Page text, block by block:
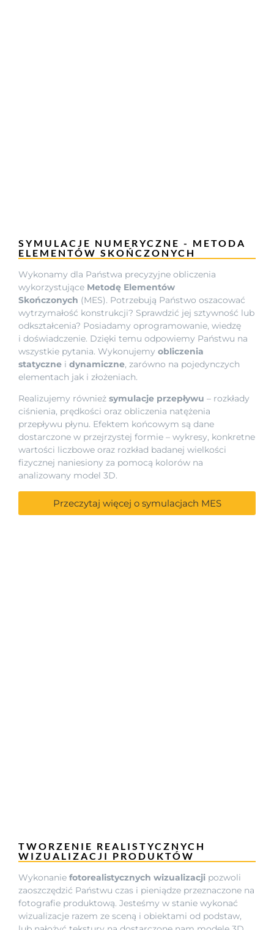
SYMULACJE NUMERYCZNE - METODA
ELEMENTÓW SKOŃCZONYCH
Wykonamy dla Państwa precyzyjne obliczenia
wykorzystujące Metodę Elementów
Skończonych (MES). Potrzebują Państwo oszacować
wytrzymałość konstrukcji? Sprawdzić jej sztywność lub
odkształcenia? Posiadamy oprogramowanie, wiedzę
i doświadczenie. Dzięki temu odpowiemy Państwu na
wszystkie pytania. Wykonujemy obliczenia
statyczne i dynamiczne, zarówno na pojedynczych
elementach jak i złożeniach.
Realizujemy również symulacje przepływu – rozkłady
ciśnienia, prędkości oraz obliczenia natężenia
przepływu płynu. Efektem końcowym są dane
dostarczone w przejrzystej formie – wykresy, konkretne
wartości liczbowe oraz rozkład badanej wielkości
fizycznej naniesiony za pomocą kolorów na
analizowany model 3D.
Przeczytaj więcej o symulacjach MES
TWORZENIE REALISTYCZNYCH
WIZUALIZACJI PRODUKTÓW
Wykonanie fotorealistycznych wizualizacji pozwoli
zaoszczędzić Państwu czas i pieniądze przeznaczone na
fotografie produktową. Jesteśmy w stanie wykonać
wizualizacje razem ze sceną i obiektami od podstaw,